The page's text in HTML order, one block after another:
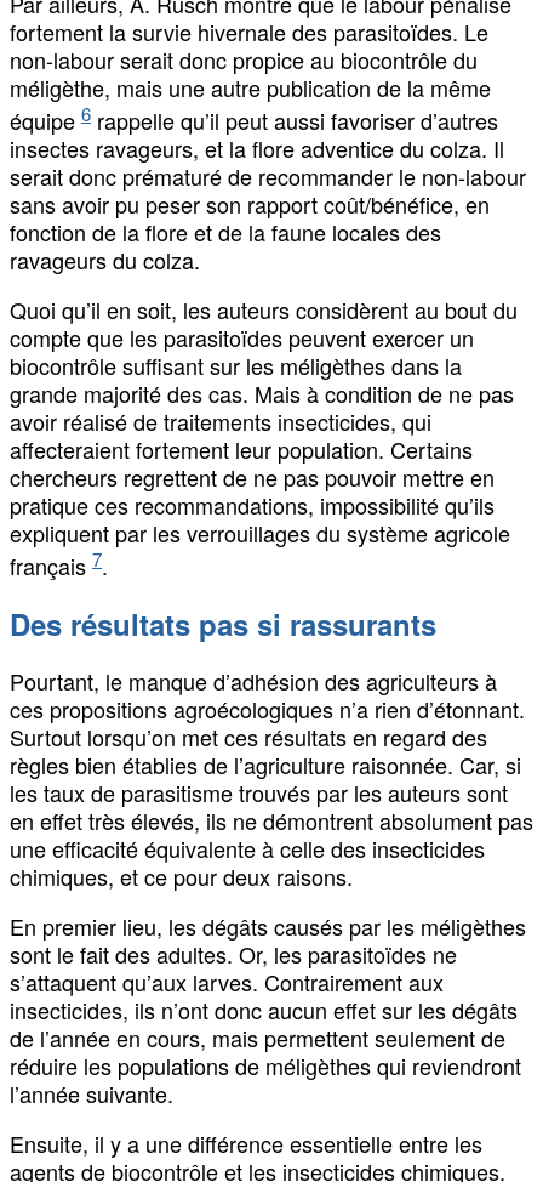
fortement la survie hivernale des parasitoïdes. Le
non-labour serait donc propice au biocontrôle du
méligèthe, mais une autre publication de la même
équipe 6 rappelle qu’il peut aussi favoriser d’autres
insectes ravageurs, et la flore adventice du colza. Il
serait donc prématuré de recommander le non-labour
sans avoir pu peser son rapport coût/bénéfice, en
fonction de la flore et de la faune locales des
ravageurs du colza.
Quoi qu’il en soit, les auteurs considèrent au bout du
compte que les parasitoïdes peuvent exercer un
biocontrôle suffisant sur les méligèthes dans la
grande majorité des cas. Mais à condition de ne pas
avoir réalisé de traitements insecticides, qui
affecteraient fortement leur population. Certains
chercheurs regrettent de ne pas pouvoir mettre en
pratique ces recommandations, impossibilité qu’ils
expliquent par les verrouillages du système agricole
français 7.
Des résultats pas si rassurants
Pourtant, le manque d’adhésion des agriculteurs à
ces propositions agroécologiques n’a rien d’étonnant.
Surtout lorsqu’on met ces résultats en regard des
règles bien établies de l’agriculture raisonnée. Car, si
les taux de parasitisme trouvés par les auteurs sont
en effet très élevés, ils ne démontrent absolument pas
une efficacité équivalente à celle des insecticides
chimiques, et ce pour deux raisons.
En premier lieu, les dégâts causés par les méligèthes
sont le fait des adultes. Or, les parasitoïdes ne
s’attaquent qu’aux larves. Contrairement aux
insecticides, ils n’ont donc aucun effet sur les dégâts
de l’année en cours, mais permettent seulement de
réduire les populations de méligèthes qui reviendront
l’année suivante.
Ensuite, il y a une différence essentielle entre les
agents de biocontrôle et les insecticides chimiques.